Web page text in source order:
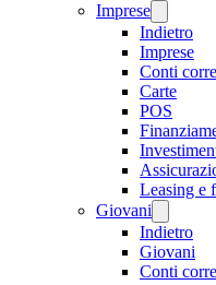
Imprese
Indietro
Imprese
Conti
Carte
POS
Leasing e
Giovani
Indietro
Giovani
Conti